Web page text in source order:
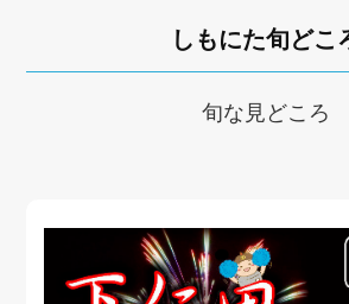
しもにた旬どこ
旬な見どころ